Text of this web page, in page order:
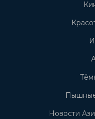
Новости